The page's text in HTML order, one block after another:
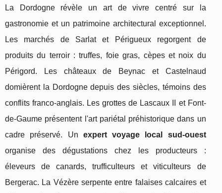
La Dordogne révèle un art de vivre centré sur la
gastronomie et un patrimoine architectural exceptionnel.
Les marchés de Sarlat et Périgueux regorgent de
produits du terroir : truffes, foie gras, cèpes et noix du
Périgord. Les châteaux de Beynac et Castelnaud
domièrent la Dordogne depuis des siècles, témoins des
conflits franco-anglais. Les grottes de Lascaux II et Font-
de-Gaume présentent l'art pariétal préhistorique dans un
cadre préservé. Un expert voyage local sud-ouest
organise des dégustations chez les producteurs :
éleveurs de canards, trufficulteurs et viticulteurs de
Bergerac. La Vézère serpente entre falaises calcaires et